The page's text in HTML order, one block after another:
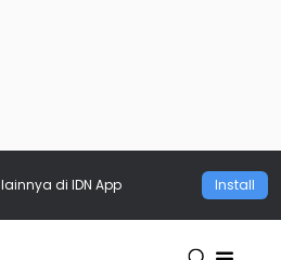
lainnya di IDN App Install